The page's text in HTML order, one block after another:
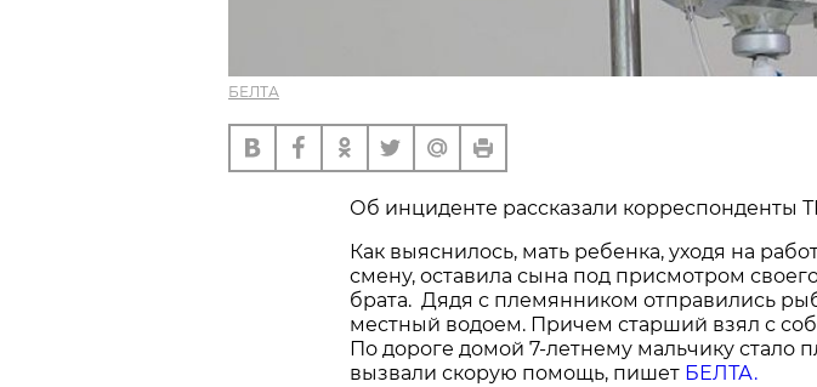
БЕЛТА
Об инциденте рассказали корреспонденты
Как выяснилось, мать ребенка, уходя на
смену, оставила сына под присмотром
брата. Дядя с племянником отправились
местный водоем. Причем старший взял с
По дороге домой 7-летнему мальчику стало
вызвали скорую помощь, пишет БЕЛТА.